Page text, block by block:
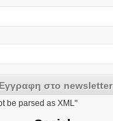
be parsed as XML"